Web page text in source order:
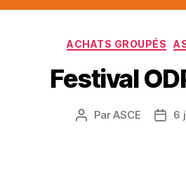
ACHATS GROUPÉS
Festival
Auteur
ParASCE
Date
6